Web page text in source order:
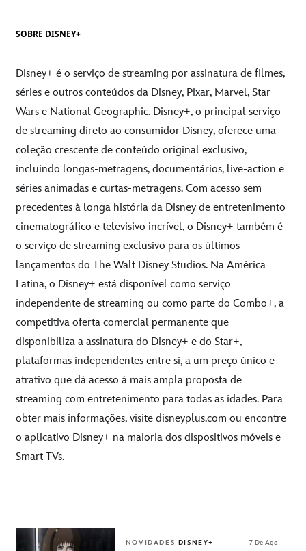
SOBRE DISNEY+
Disney+ é o serviço de streaming por assinatura de filmes,
séries e outros conteúdos da Disney, Pixar, Marvel, Star
Wars e National Geographic. Disney+, o principal serviço
de streaming direto ao consumidor Disney, oferece uma
coleção crescente de conteúdo original exclusivo,
incluindo longas-metragens, documentários, live-action e
séries animadas e curtas-metragens. Com acesso sem
precedentes à longa história da Disney de entretenimento
cinematográfico e televisivo incrível, o Disney+ também é
o serviço de streaming exclusivo para os últimos
lançamentos do The Walt Disney Studios. Na América
Latina, o Disney+ está disponível como serviço
independente de streaming ou como parte do Combo+, a
competitiva oferta comercial permanente que
disponibiliza a assinatura do Disney+ e do Star+,
plataformas independentes entre si, a um preço único e
atrativo que dá acesso à mais ampla proposta de
streaming com entretenimento para todas as idades. Para
obter mais informações, visite disneyplus.com ou encontre
o aplicativo Disney+ na maioria dos dispositivos móveis e
Smart TVs.
NOVIDADES DISNEY+ 7 De Ago